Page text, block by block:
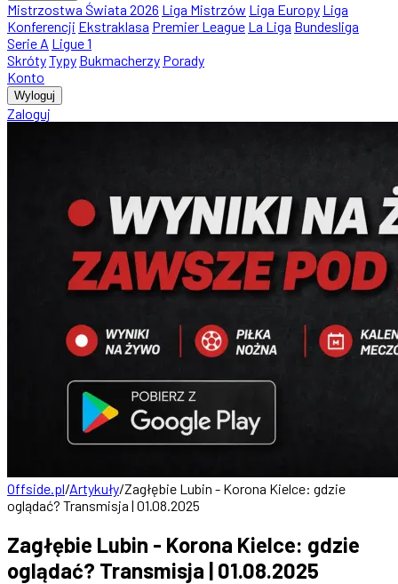
Mistrzostwa Świata 2026 Liga Mistrzów Liga Europy Liga
Konferencji Ekstraklasa Premier League La Liga Bundesliga
Serie A Ligue 1
SkrótyTypy Bukmacherzy Porady
Konto
Wyloguj
Zaloguj
Offside.pl/Artykuły/Zagłębie Lubin - Korona Kielce: gdzie
oglądać? Transmisja | 01.08.2025
Zagłębie Lubin - Korona Kielce: gdzie
oglądać? Transmisja | 01.08.2025